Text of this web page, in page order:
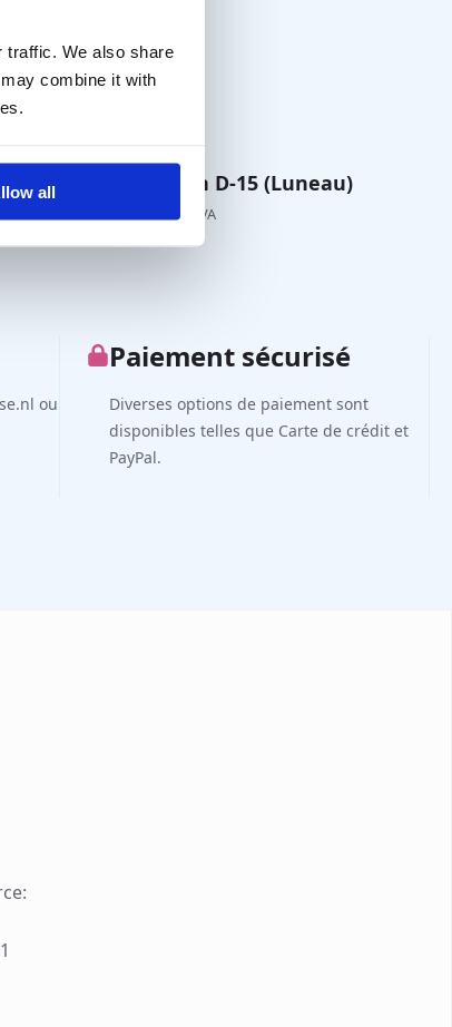
traffic. We also share
combine it with
all Farnsworth D-15 (Luneau)
€210,00 hors TVA
ou
Paiement sécurisé
Diverses options de paiement sont
disponibles telles que Carte de crédit et
PayPal.